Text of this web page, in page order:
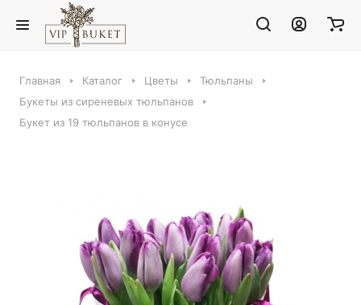
Главная Каталог Цветы
Тюльпаны
Букеты из сиреневых тюльпанов
Букет из 19 тюльпанов в конусе